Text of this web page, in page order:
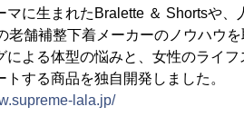
マに生まれたBralette ＆ Shortsや、
老舗補整下着メーカーのノウハウ
による体型の悩みと、女性のライ
トする商品を独自開発しました。
lala.jp/